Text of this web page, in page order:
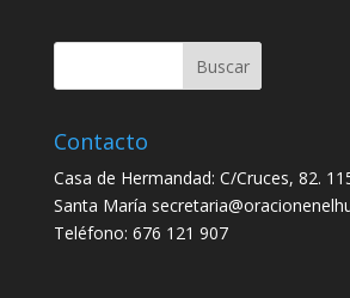
Contacto
Casa de Hermandad: C/Cruces, 82.
Santa María
Teléfono: 676 121 907